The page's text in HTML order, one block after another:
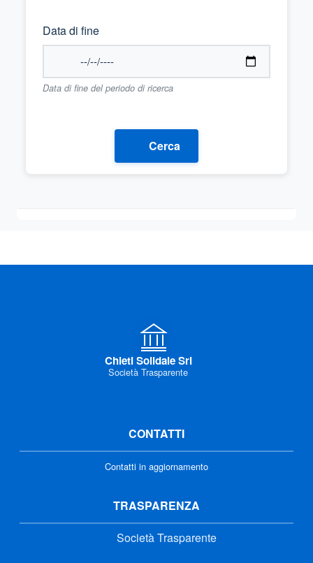
Data di fine
Data di fine del periodo di ricerca
Cerca
Chieti Solidale Srl
Società Trasparente
CONTATTI
Contatti in aggiornamento
TRASPARENZA
Società Trasparente